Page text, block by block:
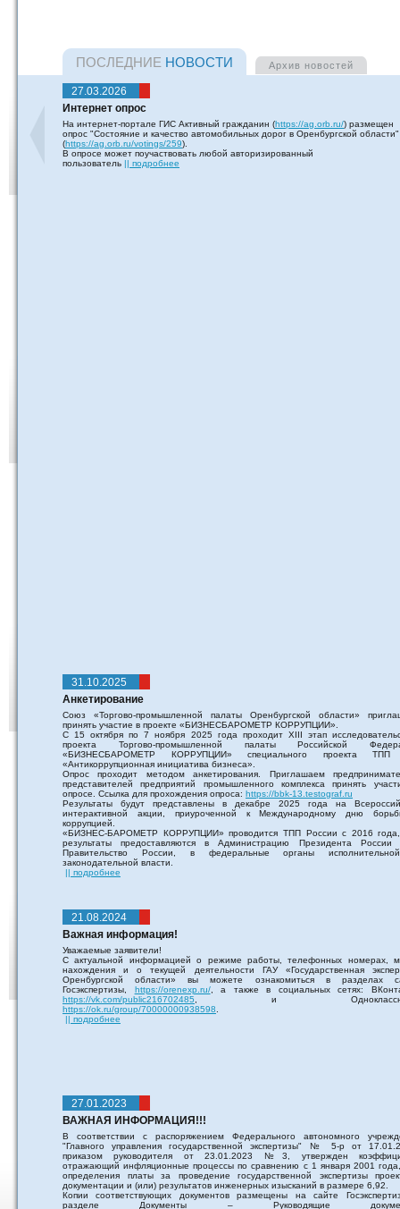
ПОСЛЕДНИЕ НОВОСТИ Архив новостей
27.03.2026
Интернет опрос
На интернет-портале ГИС Активный гражданин (https://ag.orb.ru/) размещен
опрос "Состояние и качество автомобильных дорог в Оренбургской области"
(https://ag.orb.ru/votings/259).
В опросе может поучаствовать любой авторизированный
пользователь || подробнее
31.10.2025
Анкетирование
Союз «Торгово-промышленной палаты Оренбургской области»
принять участие в проекте «БИЗНЕСБАРОМЕТР КОРРУПЦИИ».
С 15 октября по 7 ноября 2025 года проходит XIII этап
проекта Торгово-промышленной палаты Российской
«БИЗНЕСБАРОМЕТР КОРРУПЦИИ» специального проекта
«Антикоррупционная инициатива бизнеса».
Опрос проходит методом анкетирования. Приглашаем
представителей предприятий промышленного комплекса принять
опросе. Ссылка для прохождения опроса: https://bbk-13.testograf.ru
Результаты будут представлены в декабре 2025 года на
интерактивной акции, приуроченной к Международному дню
коррупцией.
«БИЗНЕС-БАРОМЕТР КОРРУПЦИИ» проводится ТПП России с 2016
результаты предоставляются в Администрацию Президента
Правительство России, в федеральные органы
законодательной власти.
|| подробнее
21.08.2024
Важная информация!
Уважаемые заявители!
С актуальной информацией о режиме работы, телефонных номерах,
нахождения и о текущей деятельности ГАУ «Государственная
Оренбургской области» вы можете ознакомиться в разделах
Госэкспертизы, https://orenexp.ru/, а также в социальных сетях:
https://vk.com/public216702485 , и
https://ok.ru/group/70000000938598
|| подробнее
27.01.2023
ВАЖНАЯ ИНФОРМАЦИЯ!!!
В соответствии с распоряжением Федерального автономного
"Главного управления государственной экспертизы" № 5-р от
приказом руководителя от 23.01.2023 №3, утвержден
отражающий инфляционные процессы по сравнению с 1 января 2001
определения платы за проведение государственной экспертизы
документации и (или) результатов инженерных изысканий в размере 6,92.
Копии соответствующих документов размещены на сайте
разделе Документы – Руководящие